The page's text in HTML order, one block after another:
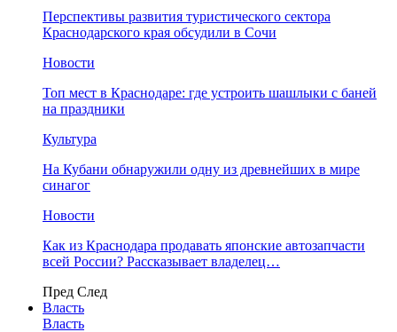
Перспективы развития туристического сектора
Краснодарского края обсудили в Сочи
Новости
Топ мест в Краснодаре: где устроить шашлыки с баней
на праздники
Культура
На Кубани обнаружили одну из древнейших в мире
синагог
Новости
Как из Краснодара продавать японские автозапчасти
всей России? Рассказывает владелец…
Пред След
Власть
Власть